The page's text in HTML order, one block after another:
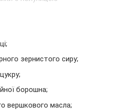
зернистого сиру;
борошна;
вершкового масла;